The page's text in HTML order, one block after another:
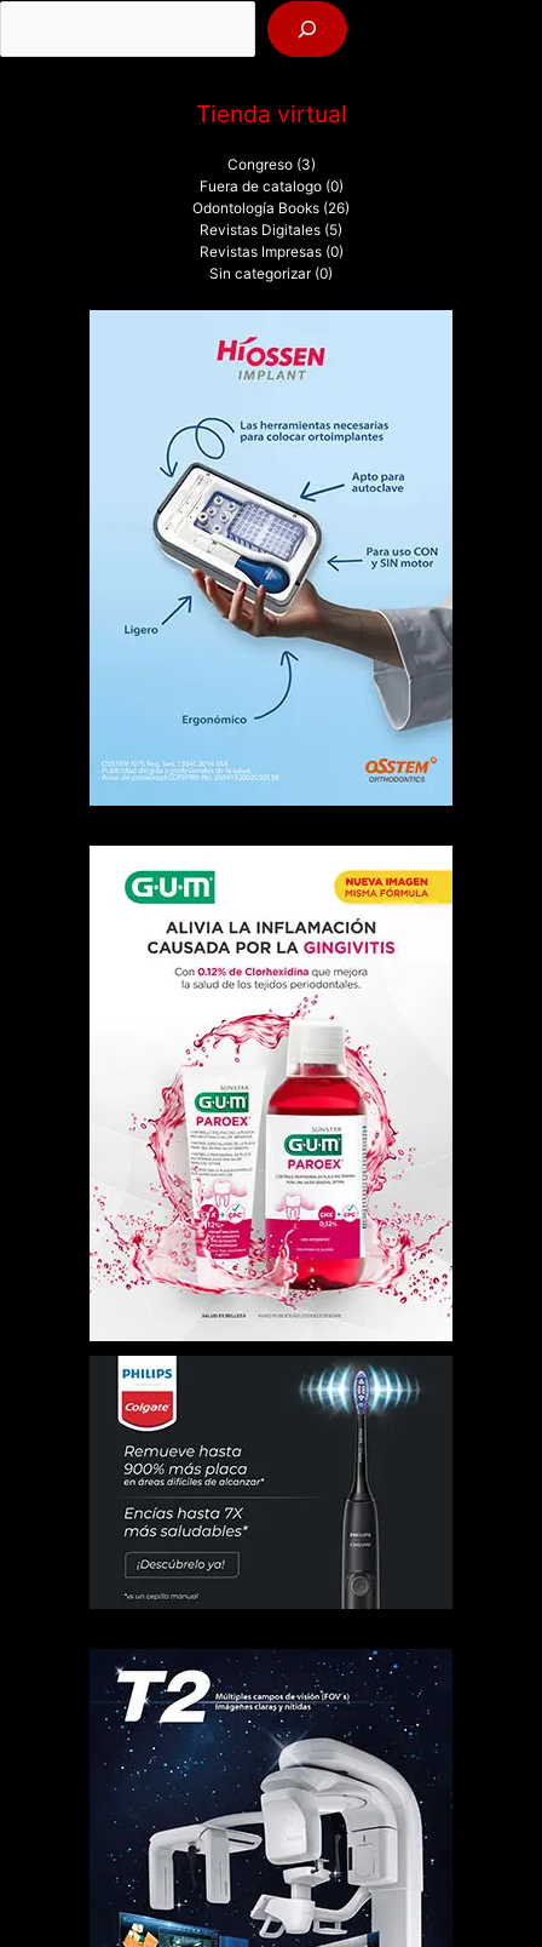
:
Tienda virtual
Congreso (3)
Fuera de catalogo (0)
Odontología Books (26)
Revistas Digitales (5)
Revistas Impresas (0)
Sin categorizar (0)